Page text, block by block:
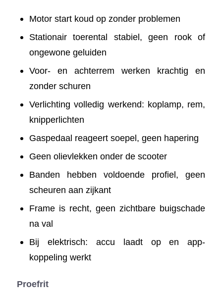
Motor start koud op zonder problemen
Stationair toerental stabiel, geen rook of
ongewone geluiden
Voor- en achterrem werken krachtig en
zonder schuren
Verlichting volledig werkend: koplamp, rem,
knipperlichten
Gaspedaal reageert soepel, geen hapering
Geen olievlekken onder de scooter
Banden hebben voldoende profiel, geen
scheuren aan zijkant
Frame is recht, geen zichtbare buigschade
na val
Bij elektrisch: accu laadt op en app-
koppeling werkt
Proefrit